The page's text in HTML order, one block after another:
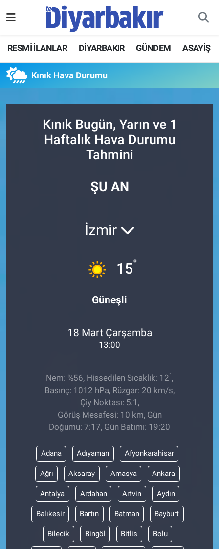
RESMİ İLANLAR DİYARBAKIR GÜNDEM ASAYİŞ
Kınık Hava Durumu
Kınık Bugün, Yarın ve 1
Haftalık Hava Durumu
Tahmini
ŞU AN
İzmir
15°
Güneşli
18 Mart Çarşamba
13:00
Nem: %56, Hissedilen Sıcaklık: 12°,
Basınç: 1012 hPa, Rüzgar: 20 km/s,
Çiy Noktası: 5.1,
Görüş Mesafesi: 10 km, Gün
Doğumu: 7:17, Gün Batımı: 19:20
Adana Adıyaman Afyonkarahisar
Ağrı Aksaray Amasya Ankara
Antalya Ardahan Artvin Aydın
Balıkesir Bartın Batman Bayburt
Bilecik Bingöl Bitlis Bolu
ASAYİŞ
DİYARBAKIR
GÜNDEM
Hava Durumu
Namaz Vakitleri
Süper Lig Puan Durumu ve Fikstür
Son Dakika Haberleri